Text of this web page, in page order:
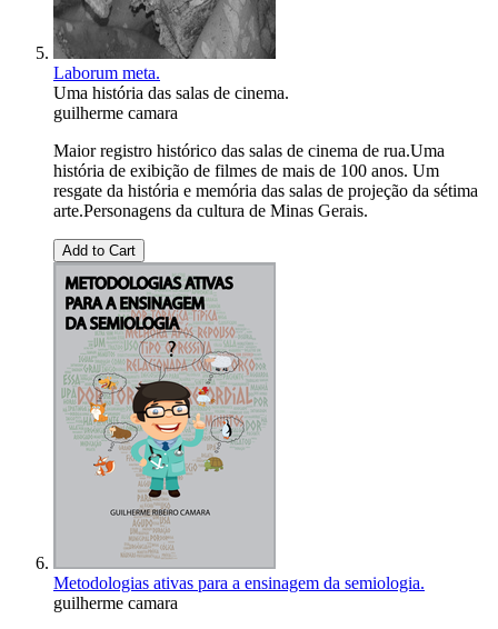
Laborum meta.
Uma história das salas de cinema.
guilherme camara
Maior registro histórico das salas de cinema de rua.Uma
história de exibição de filmes de mais de 100 anos. Um
resgate da história e memória das salas de projeção da sétima
arte.Personagens da cultura de Minas Gerais.
Add to Cart
Metodologias ativas para a ensinagem da semiologia.
guilherme camara